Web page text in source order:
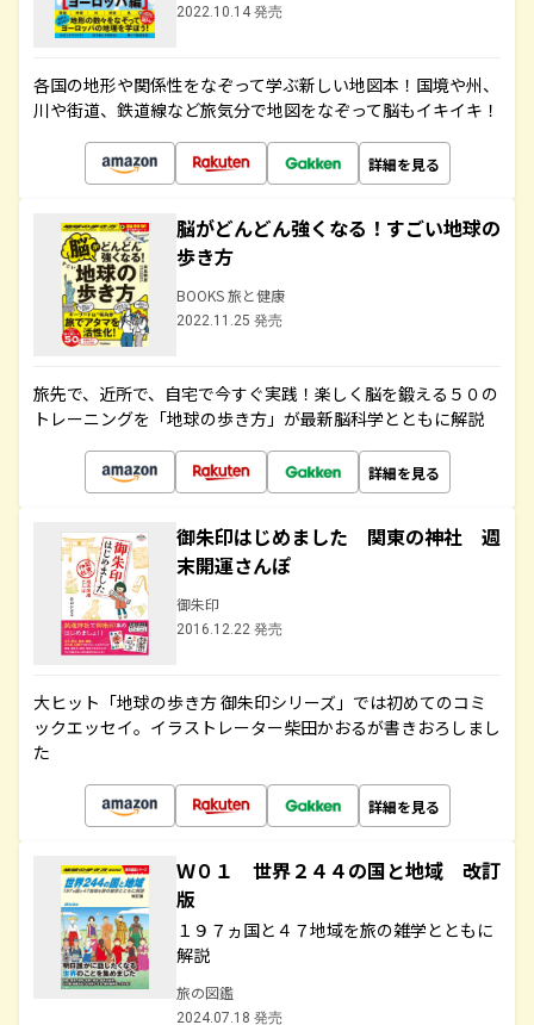
2022.10.14 発売
各国の地形や関係性をなぞって学ぶ新しい地図本！国境や州、
川や街道、鉄道線など旅気分で地図をなぞって脳もイキイキ！
詳細を見る
脳がどんどん強くなる！すごい地球の
歩き方
BOOKS 旅と健康
2022.11.25 発売
旅先で、近所で、自宅で今すぐ実践！楽しく脳を鍛える５０の
トレーニングを「地球の歩き方」が最新脳科学とともに解説
詳細を見る
御朱印はじめました 関東の神社 週
末開運さんぽ
御朱印
2016.12.22 発売
大ヒット「地球の歩き方 御朱印シリーズ」では初めてのコミ
ックエッセイ。イラストレーター柴田かおるが書きおろしまし
た
詳細を見る
Ｗ０１ 世界２４４の国と地域 改訂
版
１９７ヵ国と４７地域を旅の雑学とともに
解説
旅の図鑑
2024.07.18 発売